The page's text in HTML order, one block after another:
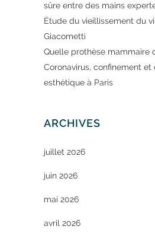
sûre entre des mains
Étude du vieillissement du
Giacometti
Quelle prothèse mammaire
Coronavirus, confinement et
esthétique à Paris
ARCHIVES
juillet 2026
juin 2026
mai 2026
avril 2026